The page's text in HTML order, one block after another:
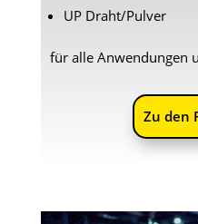
UP Draht/Pulver
für alle Anwendungen
Zu den